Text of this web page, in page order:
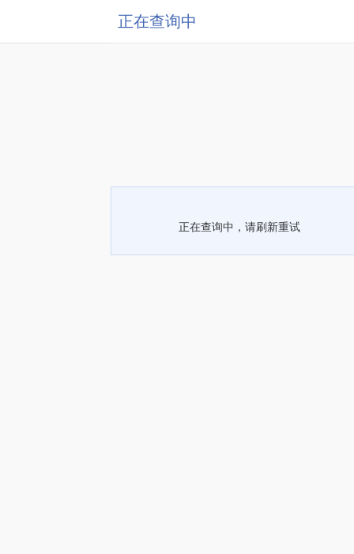
正在查询中
正在查询中，请刷新重试